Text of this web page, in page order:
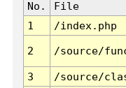
No. File
1
/index.php
2 /source/
3 /source/